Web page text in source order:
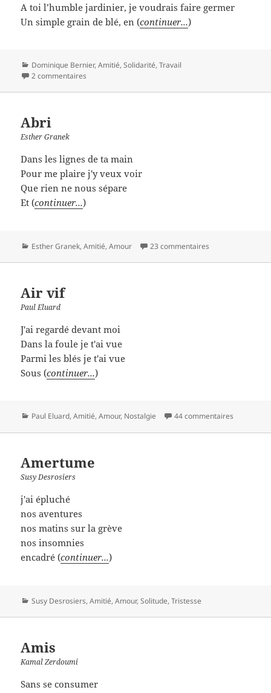
A toi l’humble jardinier, je voudrais faire germer
Un simple grain de blé, en (continuer...)
Catégories
Dominique Bernier,Amitié,Solidarité,Travail
2 commentaires
Abri
Esther Granek
Dans les lignes de ta main
Pour me plaire j'y veux voir
Que rien ne nous sépare
Et (continuer...)
Catégories
Esther Granek,Amitié,Amour 23 commentaires
Air vif
Paul Eluard
J'ai regardé devant moi
Dans la foule je t'ai vue
Parmi les blés je t'ai vue
Sous (continuer...)
Catégories
Paul Eluard,Amitié,Amour, Nostalgie 44 commentaires
Amertume
Susy Desrosiers
j'ai épluché
nos aventures
nos matins sur la grève
nos insomnies
encadré (continuer...)
Catégories
Susy Desrosiers,Amitié,Amour,Solitude,Tristesse
Amis
Kamal Zerdoumi
Sans se consumer